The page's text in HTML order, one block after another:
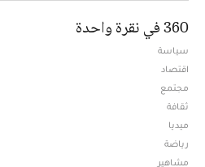
360 في نقرة واحدة
سياسة
اقتصاد
مجتمع
ثقافة
ميديا
رياضة
مشاهير